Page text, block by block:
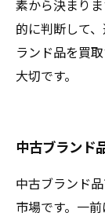
素から決まり
的に判断して
ランド品を買
大切です。
中古ブランド
中古ブランド
市場です。一